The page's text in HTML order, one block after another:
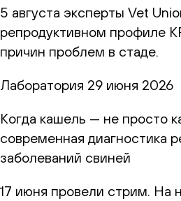
5 августа эксперты Vet
репродуктивном профиле
причин проблем в стаде.
Лаборатория 29 июня 2026
Когда кашель — не просто
современная диагностика
заболеваний свиней
17 июня провели стрим. На